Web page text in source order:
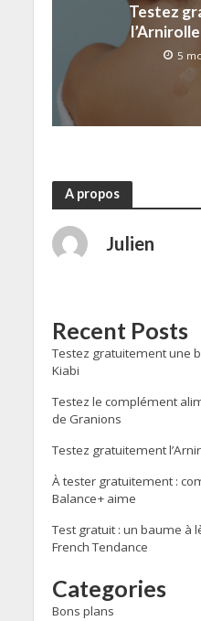
Testez
5
A propos
Julien
Recent Posts
Testez gratuitement une
Kiabi
Testez le complément
de Granions
Testez gratuitement
À tester gratuitement :
Balance+ aime
Test gratuit : un baume à
French Tendance
Categories
Bons plans